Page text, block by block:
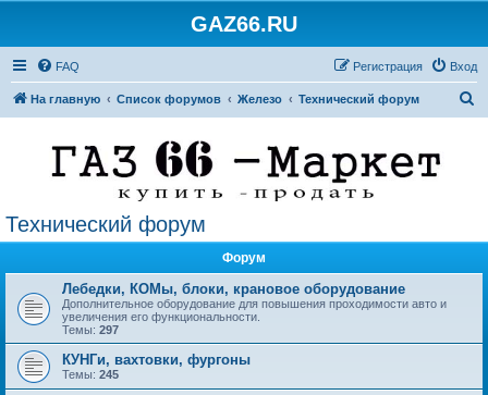
GAZ66.RU
FAQ Вход
Регистрация
На главную Список форумов Железо Технический форум
Технический форум
Форум
Лебедки, КОМы, блоки, крановое оборудование
Дополнительное оборудование для повышения проходимости авто и
увеличения его функциональности.
Темы: 297
КУНГи, вахтовки, фургоны
Темы: 245